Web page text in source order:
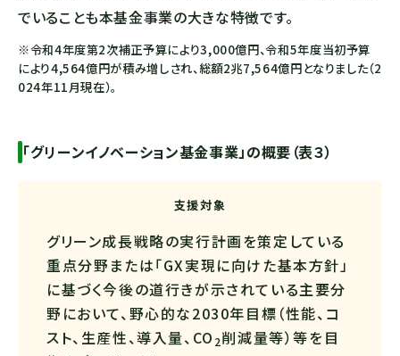
でいることも本基金事業の大きな特徴です。
※令和4年度第2次補正予算により3,000億円、令和5年度当初予算
により4,564億円が積み増しされ、総額2兆7,564億円となりました（2
024年11月現在）。
「グリーンイノベーション基金事業」の概要（表３）
支援対象
グリーン成長戦略の実行計画を策定している
重点分野または「GX実現に向けた基本方針」
に基づく今後の道行きが示されている主要分
野において、野心的な2030年目標（性能、コ
スト、生産性、導入量、 CO 2削減量等）等を目